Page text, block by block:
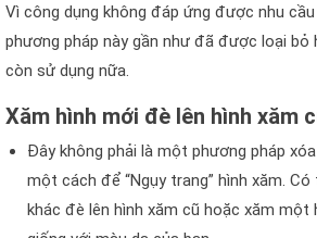
Vì công dụng không đáp ứng được nhu cầu
phương pháp này gần như đã được loại bỏ
còn sử dụng nữa.
Xăm hình mới đè lên hình xăm
Đây không phải là một phương pháp
một cách để “Ngụy trang” hình xăm.
khác đè lên hình xăm cũ hoặc xăm một